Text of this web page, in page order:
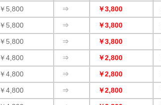
￥5,800 ⇒ ￥3,800
￥5,800 ⇒ ￥3,800
￥5,800 ⇒ ￥3,800
￥4,800 ⇒ ￥2,800
￥4,800 ⇒ ￥2,800
￥4,800 ⇒ ￥2,800